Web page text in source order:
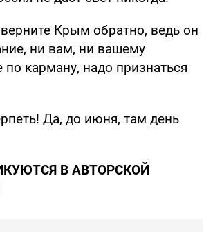
Крым обратно, ведь он
ни вам, ни вашему
по карману, надо признаться
Да, до июня, там день
В АВТОРСКОЙ